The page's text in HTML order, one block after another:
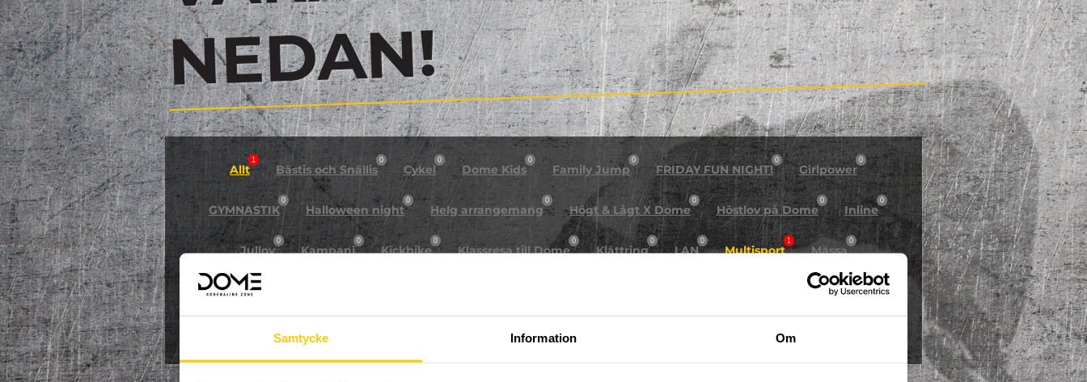
Samtycke Information Om
N!
Allt
1
Bästis och Snällis
0
Cykel
0
Dome Kids
0
Family Jump
0
FRIDAY FUN NIGHT!
0
Girlpower
0
GYMNASTIK
0
Halloween night
0
Helg arrangemang
0
Högt & Lågt X Dome
0
Höstlov på Dome
0
Inline
0
Jullov
0
Kampanj
0
Kickbike
0
Klassresa till Dome
0
Klättring
0
LAN
0
Multisport
1
Mässa
0
NPF-Träning Skidor/Snowboard
0
Summercamp